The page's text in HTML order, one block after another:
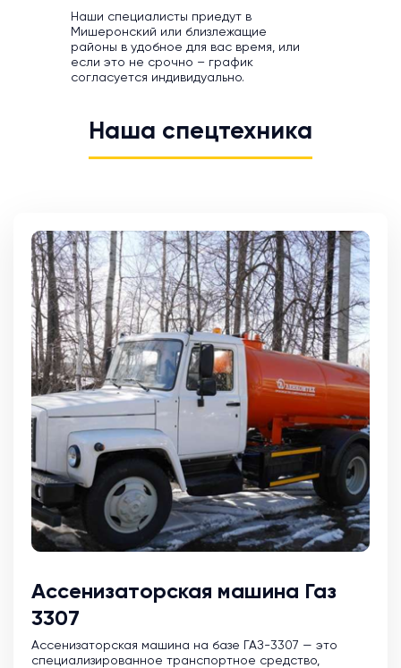
Наши специалисты приедут в
Мишеронский или близлежащие
районы в удобное для вас время, или
если это не срочно – график
согласуется индивидуально.
Наша спецтехника
Ассенизаторская машина Газ
3307
Ассенизаторская машина на базе ГАЗ-3307 — это
специализированное транспортное средство,